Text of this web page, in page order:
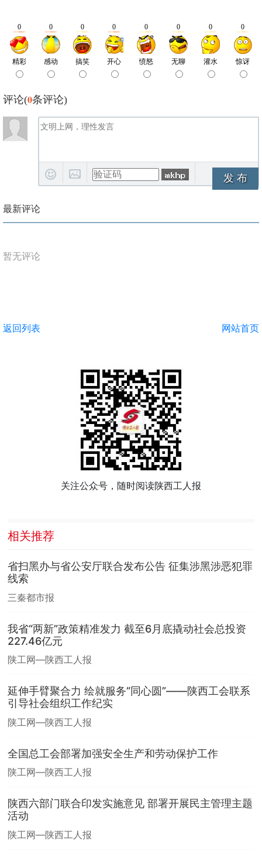
评论(0条评论)
发 布
最新评论
暂无评论
返回列表 网站首页
关注公众号，随时阅读陕西工人报
相关推荐
省扫黑办与省公安厅联合发布公告 征集涉黑涉恶犯罪
线索
三秦都市报
我省“两新”政策精准发力 截至6月底撬动社会总投资
227.46亿元
陕工网—陕西工人报
延伸手臂聚合力 绘就服务“同心圆”——陕西工会联系
引导社会组织工作纪实
陕工网—陕西工人报
全国总工会部署加强安全生产和劳动保护工作
陕工网—陕西工人报
陕西六部门联合印发实施意见 部署开展民主管理主题
活动
陕工网—陕西工人报